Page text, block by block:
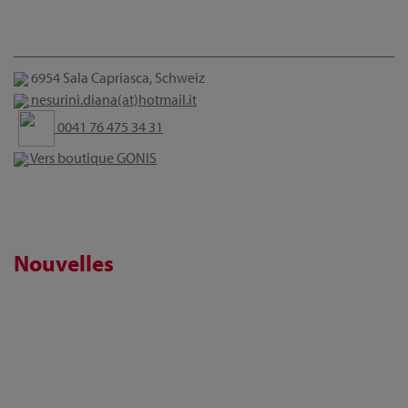
6954 Sala Capriasca, Schweiz
nesurini.diana(at)hotmail.it
0041 76 475 34 31
Vers boutique GONIS
Nouvelles